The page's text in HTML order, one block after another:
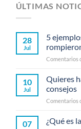
ÚLTIMAS
28
Jul
5
Comentarios
10
Jul
Quieres
consejos
Comentarios
07 ¿Qué es